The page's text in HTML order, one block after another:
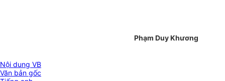
Phạm Duy Khương
Nội dung VB
Văn bản gốc